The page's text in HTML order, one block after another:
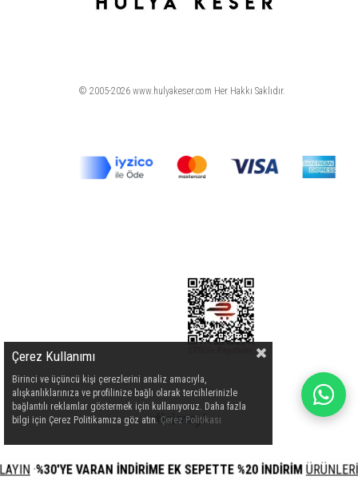
·%30'YE VARAN İNDİRİME EK SEPETTE %20 İNDİRİM ÜRÜNLERİ
© 2005-2026 www.hulyakeser.com Her Hakkı Saklıdır.
Çerez Kullanımı
Birinci ve üçüncü kişi çerezlerini analiz amacıyla,
alışkanlıklarınıza ve profilinize bağlı olarak tercihlerinizle
bağlantılı reklamlar göstermek için kullanıyoruz. Daha fazla
bilgi için Çerez Politikamıza göz atın. Çerez Politikası